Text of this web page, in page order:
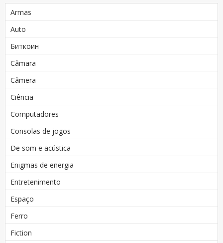
Armas
Auto
Биткоин
Câmara
Câmera
Ciência
Computadores
Consolas de jogos
De som e acústica
Enigmas de energia
Entretenimento
Espaço
Ferro
Fiction